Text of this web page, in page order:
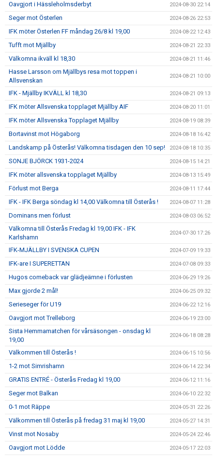
Oavgjort i Hässleholmsderbyt 2024-08-30 22:14
Seger mot Österlen 2024-08-26 22:53
IFK möter Österlen FF måndag 26/8 kl 19,00 2024-08-22 12:43
Tufft mot Mjällby 2024-08-21 22:33
Välkomna ikväll kl 18,30 2024-08-21 11:46
Hasse Larsson om Mjällbys resa mot toppen i
Allsvenskan
2024-08-21 10:00
IFK - Mjällby IKVÄLL kl 18,30 2024-08-21 09:13
IFK möter Allsvenska topplaget Mjällby AIF 2024-08-20 11:01
IFK möter Allsvenska Topplaget Mjällby 2024-08-19 08:39
Bortavinst mot Högaborg 2024-08-18 16:42
Landskamp på Österås! Välkomna tisdagen den 10 sep! 2024-08-18 10:35
SONJE BJÖRCK 1931-2024 2024-08-15 14:21
IFK möter allsvenska topplaget Mjällby 2024-08-13 15:49
Förlust mot Berga 2024-08-11 17:44
IFK - IFK Berga söndag kl 14,00 Välkomna till Österås ! 2024-08-07 11:28
Dominans men förlust 2024-08-03 06:52
Välkomna till Österås Fredag kl 19,00 IFK - IFK
Karlshamn
2024-07-30 17:26
IFK-MJÄLLBY I SVENSKA CUPEN 2024-07-09 19:33
IFK-are I SUPERETTAN 2024-07-08 09:33
Hugos comeback var glädjeämne i förlusten 2024-06-29 19:26
Max gjorde 2 mål! 2024-06-25 09:32
Serieseger för U19 2024-06-22 12:16
Oavgjort mot Trelleborg 2024-06-19 23:00
Sista Hemmamatchen för vårsäsongen - onsdag kl
19,00
2024-06-18 08:28
Välkommen till Österås ! 2024-06-15 10:56
1-2 mot Simrishamn 2024-06-14 22:34
GRATIS ENTRÉ - Österås Fredag kl 19,00 2024-06-12 11:16
Seger mot Balkan 2024-06-10 22:32
0-1 mot Räppe 2024-05-31 22:26
Välkommen till Österås på fredag 31 maj kl 19,00 2024-05-27 14:31
Vinst mot Nosaby 2024-05-24 22:46
Oavgjort mot Lödde 2024-05-17 22:03